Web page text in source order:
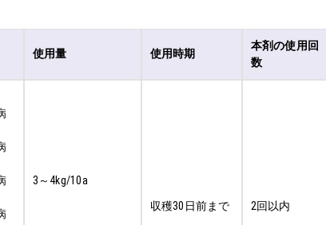
使用量 使用時期
本剤の使用回
数
3～4kg/10a
収穫30日前まで
2回以内